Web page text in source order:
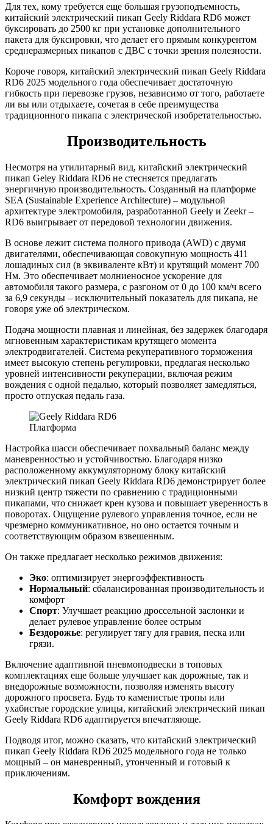
Для тех, кому требуется еще большая грузоподъемность,
китайский электрический пикап Geely Riddara RD6 может
буксировать до 2500 кг при установке дополнительного
пакета для буксировки, что делает его прямым конкурентом
среднеразмерных пикапов с ДВС с точки зрения полезности.
Короче говоря, китайский электрический пикап Geely Riddara
RD6 2025 модельного года обеспечивает достаточную
гибкость при перевозке грузов, независимо от того, работаете
ли вы или отдыхаете, сочетая в себе преимущества
традиционного пикапа с электрической изобретательностью.
Производительность
Несмотря на утилитарный вид, китайский электрический
пикап Geley Riddara RD6 не стесняется предлагать
энергичную производительность. Созданный на платформе
SEA (Sustainable Experience Architecture) – модульной
архитектуре электромобиля, разработанной Geely и Zeekr –
RD6 выигрывает от передовой технологии движения.
В основе лежит система полного привода (AWD) с двумя
двигателями, обеспечивающая совокупную мощность 411
лошадиных сил (в эквиваленте кВт) и крутящий момент 700
Нм. Это обеспечивает молниеносное ускорение для
автомобиля такого размера, с разгоном от 0 до 100 км/ч всего
за 6,9 секунды – исключительный показатель для пикапа, не
говоря уже об электрическом.
Подача мощности плавная и линейная, без задержек благодаря
мгновенным характеристикам крутящего момента
электродвигателей. Система рекуперативного торможения
имеет высокую степень регулировки, предлагая несколько
уровней интенсивности рекуперации, включая режим
вождения с одной педалью, который позволяет замедляться,
просто отпуская педаль газа.
Платформа
Настройка шасси обеспечивает похвальный баланс между
маневренностью и устойчивостью. Благодаря низко
расположенному аккумуляторному блоку китайский
электрический пикап Geely Riddara RD6 демонстрирует более
низкий центр тяжести по сравнению с традиционными
пикапами, что снижает крен кузова и повышает уверенность в
поворотах. Ощущение рулевого управления точное, если не
чрезмерно коммуникативное, но оно остается точным и
соответствующим образом взвешенным.
Он также предлагает несколько режимов движения:
Эко: оптимизирует энергоэффективность
Нормальный: сбалансированная производительность и
комфорт
Спорт: Улучшает реакцию дроссельной заслонки и
делает рулевое управление более острым
Бездорожье: регулирует тягу для гравия, песка или
грязи.
Включение адаптивной пневмоподвески в топовых
комплектациях еще больше улучшает как дорожные, так и
внедорожные возможности, позволяя изменять высоту
дорожного просвета. Будь то каменистые тропы или
ухабистые городские улицы, китайский электрический пикап
Geely Riddara RD6 адаптируется впечатляюще.
Подводя итог, можно сказать, что китайский электрический
пикап Geely Riddara RD6 2025 модельного года не только
мощный – он маневренный, утонченный и готовый к
приключениям.
Комфорт вождения